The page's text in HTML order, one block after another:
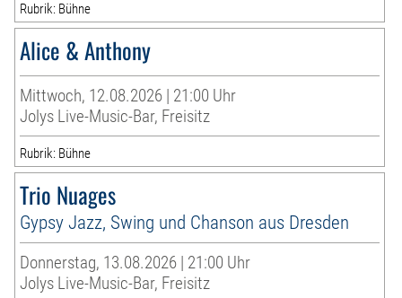
Rubrik: Bühne
Alice & Anthony
Mittwoch, 12.08.2026 | 21:00 Uhr
Jolys Live-Music-Bar, Freisitz
Rubrik: Bühne
Trio Nuages
Gypsy Jazz, Swing und Chanson aus Dresden
Donnerstag, 13.08.2026 | 21:00 Uhr
Jolys Live-Music-Bar, Freisitz